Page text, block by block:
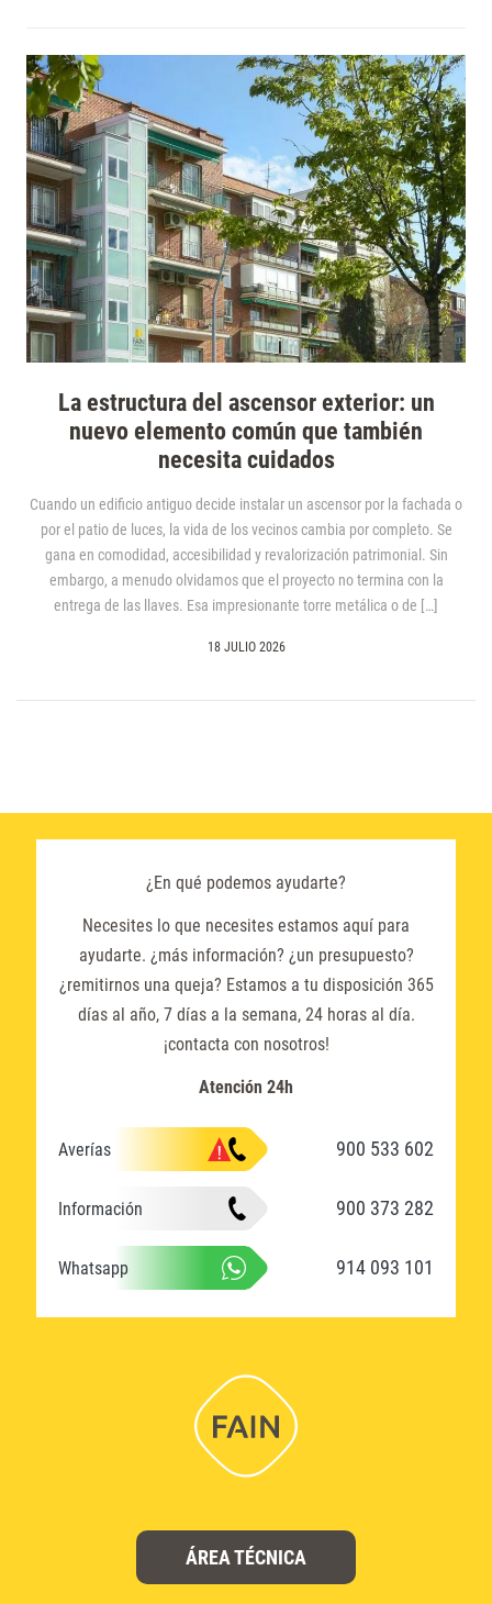
La estructura del ascensor exterior: un
nuevo elemento común que también
necesita cuidados
Cuando un edificio antiguo decide instalar un ascensor por la fachada o
por el patio de luces, la vida de los vecinos cambia por completo. Se
gana en comodidad, accesibilidad y revalorización patrimonial. Sin
embargo, a menudo olvidamos que el proyecto no termina con la
entrega de las llaves. Esa impresionante torre metálica o de […]
18 JULIO 2026
¿En qué podemos ayudarte?
Necesites lo que necesites estamos aquí para
ayudarte. ¿más información? ¿un presupuesto?
¿remitirnos una queja? Estamos a tu disposición 365
días al año, 7 días a la semana, 24 horas al día.
¡contacta con nosotros!
Atención 24h
Averías 900 533 602
Información 900 373 282
Whatsapp 914 093 101
ÁREA TÉCNICA